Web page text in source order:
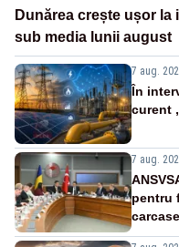
Dunărea crește ușor la
sub media lunii august
7 aug.
În
curent
7 aug.
pentru